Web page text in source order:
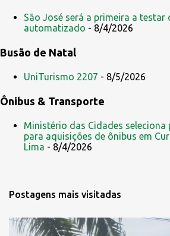
São José será a primeira a testar
automatizado - 8/4/2026
Busão de Natal
UniTurismo 2207 - 8/5/2026
Ônibus & Transporte
Ministério das Cidades seleciona
para aquisições de ônibus em
Lima - 8/4/2026
Postagens mais visitadas